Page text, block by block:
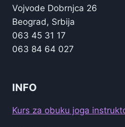
Vojvode Dobrnjca 26
Beograd, Srbija
063 45 31 17
063 84 64 027
INFO
Kurs za obuku joga